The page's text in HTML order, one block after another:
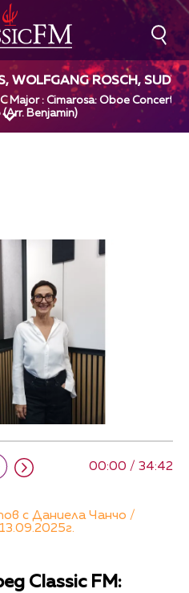
WOLFGANG ROSCH,
DOMENICO CIMAROSA
Major : Cimarosa: Oboe Concerto
Benjamin)
00:00 / 34:42
с Даниела Чанчо /
Classic FM: